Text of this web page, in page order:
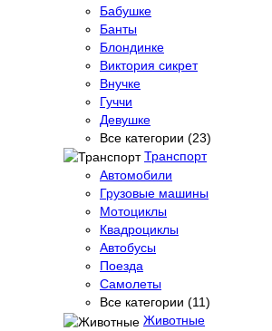
Бабушке
Банты
Блондинке
Виктория сикрет
Внучке
Гуччи
Девушке
Все категории (23)
Транспорт
Автомобили
Грузовые машины
Мотоциклы
Квадроциклы
Автобусы
Поезда
Самолеты
Все категории (11)
Животные